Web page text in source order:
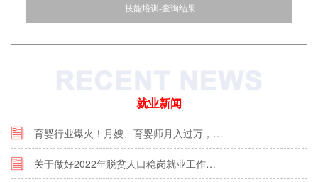
技能培训-查询结果
就业新闻
育婴行业爆火！月嫂、育婴师月入过万，…
关于做好2022年脱贫人口稳岗就业工作…